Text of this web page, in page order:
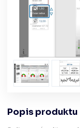
Popis produktu